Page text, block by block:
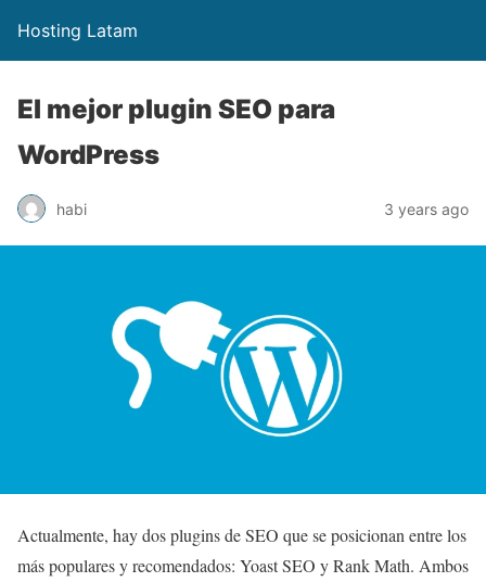
Hosting Latam
El mejor plugin SEO para
WordPress
habi 3 years ago
Actualmente, hay dos plugins de SEO que se posicionan entre los
más populares y recomendados: Yoast SEO y Rank Math. Ambos